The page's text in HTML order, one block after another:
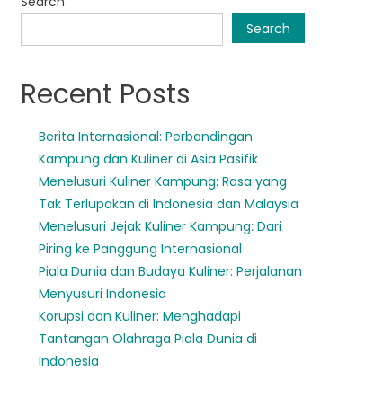
Search
Recent Posts
Berita Internasional: Perbandingan
Kampung dan Kuliner di Asia Pasifik
Menelusuri Kuliner Kampung: Rasa yang
Tak Terlupakan di Indonesia dan Malaysia
Menelusuri Jejak Kuliner Kampung: Dari
Piring ke Panggung Internasional
Piala Dunia dan Budaya Kuliner: Perjalanan
Menyusuri Indonesia
Korupsi dan Kuliner: Menghadapi
Tantangan Olahraga Piala Dunia di
Indonesia